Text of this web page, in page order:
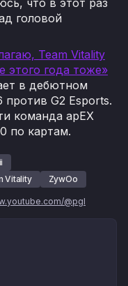
что в этот раз
головой
Team Vitality
этого года тоже»
в дебютном
против G2 Esports.
команда apEX
по картам.
Vitality
ZywOo
@pgl